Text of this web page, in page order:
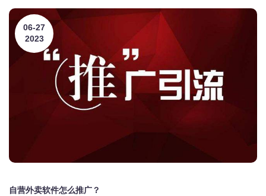
06-27
2023
自营外卖软件怎么推广？